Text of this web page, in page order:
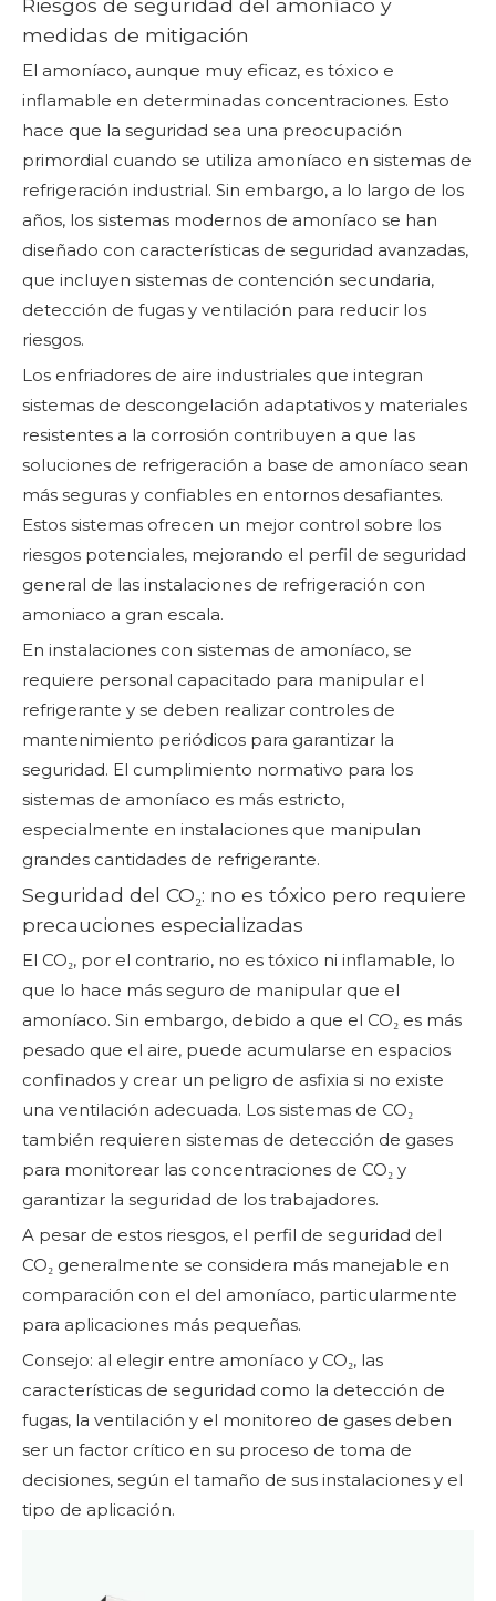
Riesgos de seguridad del amoníaco y
medidas de mitigación
El amoníaco, aunque muy eficaz, es tóxico e
inflamable en determinadas concentraciones. Esto
hace que la seguridad sea una preocupación
primordial cuando se utiliza amoníaco en sistemas de
refrigeración industrial. Sin embargo, a lo largo de los
años, los sistemas modernos de amoníaco se han
diseñado con características de seguridad avanzadas,
que incluyen sistemas de contención secundaria,
detección de fugas y ventilación para reducir los
riesgos.
Los enfriadores de aire industriales que integran
sistemas de descongelación adaptativos y materiales
resistentes a la corrosión contribuyen a que las
soluciones de refrigeración a base de amoníaco sean
más seguras y confiables en entornos desafiantes.
Estos sistemas ofrecen un mejor control sobre los
riesgos potenciales, mejorando el perfil de seguridad
general de las instalaciones de refrigeración con
amoniaco a gran escala.
En instalaciones con sistemas de amoníaco, se
requiere personal capacitado para manipular el
refrigerante y se deben realizar controles de
mantenimiento periódicos para garantizar la
seguridad. El cumplimiento normativo para los
sistemas de amoníaco es más estricto,
especialmente en instalaciones que manipulan
grandes cantidades de refrigerante.
Seguridad del CO₂: no es tóxico pero requiere
precauciones especializadas
El CO₂, por el contrario, no es tóxico ni inflamable, lo
que lo hace más seguro de manipular que el
amoníaco. Sin embargo, debido a que el CO₂ es más
pesado que el aire, puede acumularse en espacios
confinados y crear un peligro de asfixia si no existe
una ventilación adecuada. Los sistemas de CO₂
también requieren sistemas de detección de gases
para monitorear las concentraciones de CO₂ y
garantizar la seguridad de los trabajadores.
A pesar de estos riesgos, el perfil de seguridad del
CO₂ generalmente se considera más manejable en
comparación con el del amoníaco, particularmente
para aplicaciones más pequeñas.
Consejo: al elegir entre amoníaco y CO₂, las
características de seguridad como la detección de
fugas, la ventilación y el monitoreo de gases deben
ser un factor crítico en su proceso de toma de
decisiones, según el tamaño de sus instalaciones y el
tipo de aplicación.